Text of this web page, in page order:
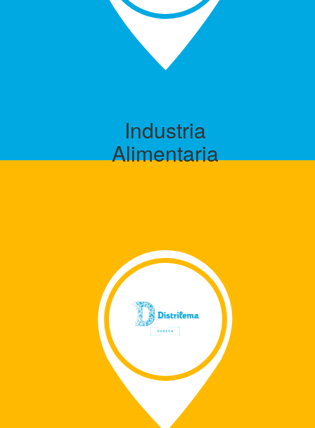
Industria
Alimentaria